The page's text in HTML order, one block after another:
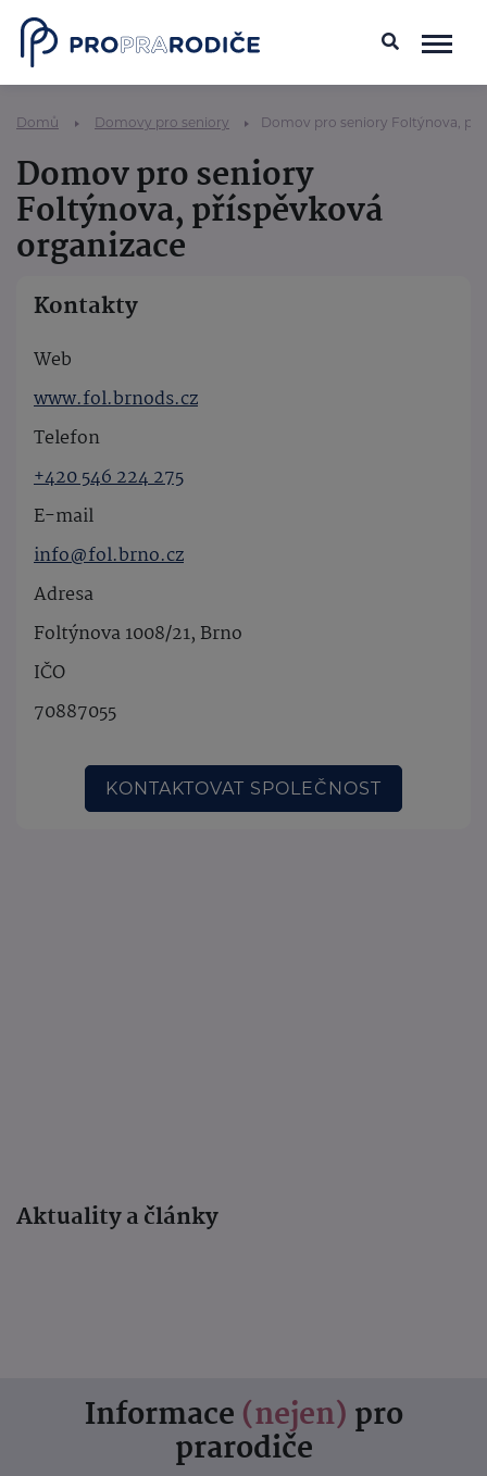
Domů Domovy pro seniory Domov pro seniory Foltýnova,
Domov pro seniory
Foltýnova, příspěvková
organizace
Kontakty
Web
www.fol.brnods.cz
Telefon
+420 546 224 275
E-mail
info@fol.brno.cz
Adresa
Foltýnova 1008/21, Brno
IČO
70887055
KONTAKTOVAT SPOLEČNOST
Aktuality a články
Informace (nejen) pro
prarodiče